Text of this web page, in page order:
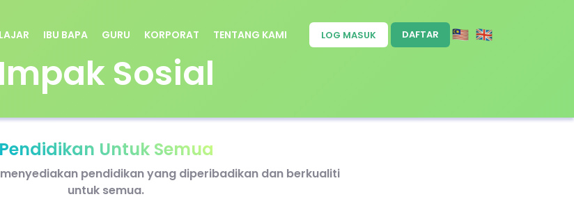
IBU BAPA GURU KORPORAT TENTANG KAMI LOG MASUK DAFTAR
Impak Sosial
Pendidikan Untuk Semua
pendidikan yang diperibadikan dan berkualiti
untuk semua.